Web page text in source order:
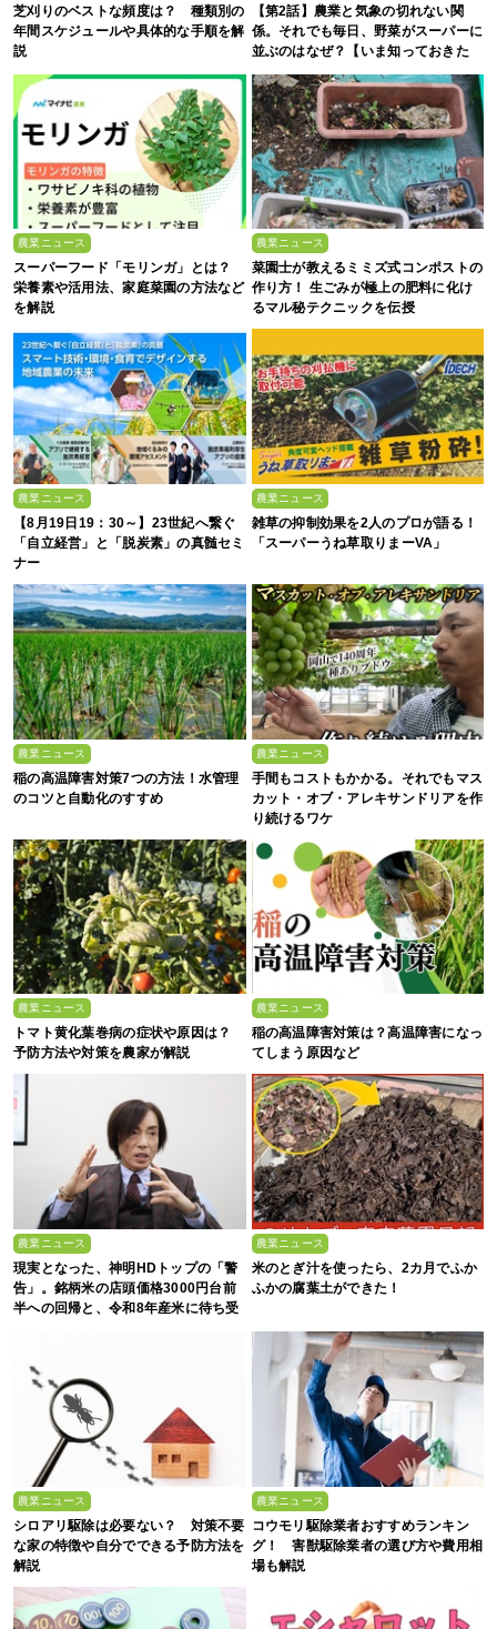
芝刈りのベストな頻度は？ 種類別の
年間スケジュールや具体的な手順を解
説
【第2話】農業と気象の切れない関
係。それでも毎日、野菜がスーパーに
並ぶのはなぜ？【いま知っておきた
農業ニュース
スーパーフード「モリンガ」とは？
栄養素や活用法、家庭菜園の方法など
を解説
農業ニュース
菜園士が教えるミミズ式コンポストの
作り方！ 生ごみが極上の肥料に化け
るマル秘テクニックを伝授
農業ニュース
【8月19日19：30～】23世紀へ繋ぐ
「自立経営」と「脱炭素」の真髄セミ
ナー
農業ニュース
雑草の抑制効果を2人のプロが語る！
「スーパーうね草取りまーVA」
農業ニュース
稲の高温障害対策7つの方法！水管理
のコツと自動化のすすめ
農業ニュース
手間もコストもかかる。それでもマス
カット・オブ・アレキサンドリアを作
り続けるワケ
農業ニュース
トマト黄化葉巻病の症状や原因は？
予防方法や対策を農家が解説
農業ニュース
稲の高温障害対策は？高温障害になっ
てしまう原因など
農業ニュース
現実となった、神明HDトップの「警
告」。銘柄米の店頭価格3000円台前
半への回帰と、令和8年産米に待ち受
農業ニュース
米のとぎ汁を使ったら、2カ月でふか
ふかの腐葉土ができた！
農業ニュース
シロアリ駆除は必要ない？ 対策不要
な家の特徴や自分でできる予防方法を
解説
農業ニュース
コウモリ駆除業者おすすめランキン
グ！ 害獣駆除業者の選び方や費用相
場も解説